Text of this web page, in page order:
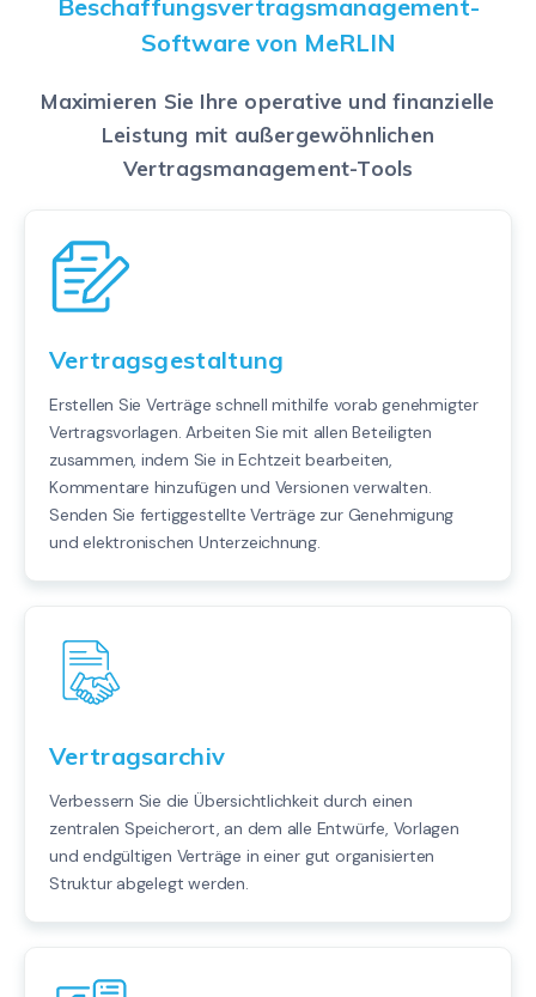
Beschaffungsvertragsmanagement-
Software von MeRLIN
Maximieren Sie Ihre operative und finanzielle
Leistung mit außergewöhnlichen
Vertragsmanagement-Tools
Vertragsgestaltung
Erstellen Sie Verträge schnell mithilfe vorab genehmigter
Vertragsvorlagen. Arbeiten Sie mit allen Beteiligten
zusammen, indem Sie in Echtzeit bearbeiten,
Kommentare hinzufügen und Versionen verwalten.
Senden Sie fertiggestellte Verträge zur Genehmigung
und elektronischen Unterzeichnung.
Vertragsarchiv
Verbessern Sie die Übersichtlichkeit durch einen
zentralen Speicherort, an dem alle Entwürfe, Vorlagen
und endgültigen Verträge in einer gut organisierten
Struktur abgelegt werden.